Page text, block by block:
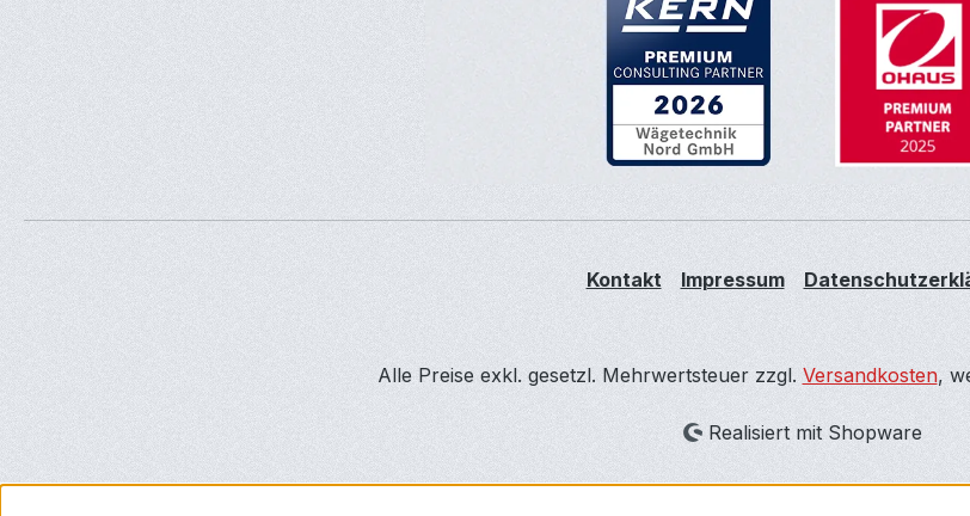
Kontakt Impressum
Alle Preise exkl. gesetzl. Mehrwertsteuer zzgl. Versandkosten,
Realisiert mit Shopware